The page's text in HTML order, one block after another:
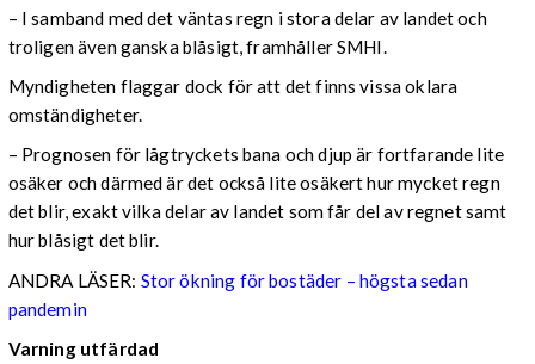
– I samband med det väntas regn i stora delar av landet och
troligen även ganska blåsigt, framhåller SMHI.
Myndigheten flaggar dock för att det finns vissa oklara
omständigheter.
– Prognosen för lågtryckets bana och djup är fortfarande lite
osäker och därmed är det också lite osäkert hur mycket regn
det blir, exakt vilka delar av landet som får del av regnet samt
hur blåsigt det blir.
ANDRA LÄSER: Stor ökning för bostäder – högsta sedan
pandemin
Varning utfärdad